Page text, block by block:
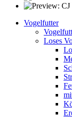
Vogelfutter
Loses